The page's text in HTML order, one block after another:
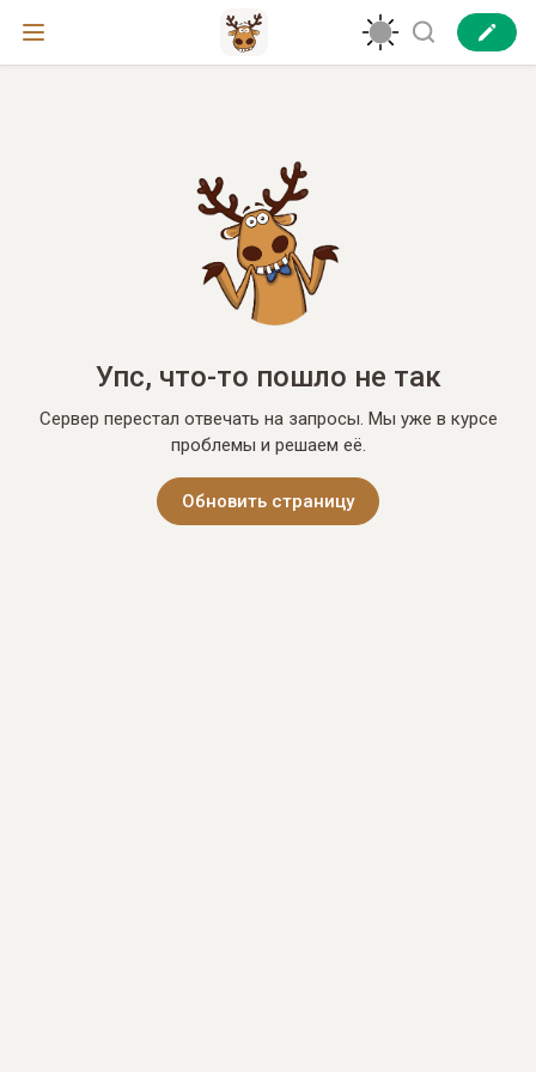
Упс, что-то пошло не так
Сервер перестал отвечать на запросы. Мы уже в курсе
проблемы и решаем её.
Обновить страницу